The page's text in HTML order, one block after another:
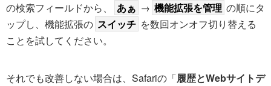
の検索フィールドから、
あぁ → 機能拡張を管理 の順にタ
ップし、機能拡張の スイッチ を数回オンオフ切り替える
ことを試してください。
それでも改善しない場合は、Safariの「履歴とWebサイトデ